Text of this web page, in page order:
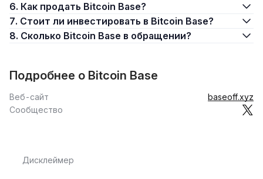
6. Как продать Bitcoin Base?
7. Стоит ли инвестировать в Bitcoin Base?
8. Сколько Bitcoin Base в обращении?
Подробнее о Bitcoin Base
Веб-сайт
baseoff.xyz
Сообщество
Дисклеймер